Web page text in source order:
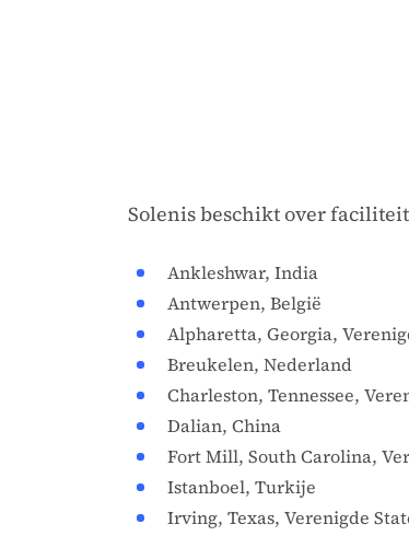
Solenis beschikt over
Ankleshwar, India
Antwerpen, België
Alpharetta, Georgia,
Breukelen, Nederland
Charleston, Tennessee,
Dalian, China
Fort Mill, South Carolina,
Istanboel, Turkije
Irving, Texas, Verenigde